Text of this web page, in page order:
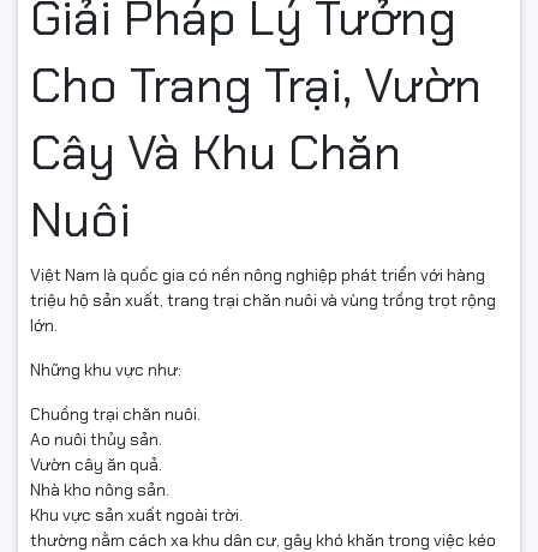
Giải Pháp Lý Tưởng
Cho Trang Trại, Vườn
Cây Và Khu Chăn
Nuôi
Việt Nam là quốc gia có nền nông nghiệp phát triển với hàng
triệu hộ sản xuất, trang trại chăn nuôi và vùng trồng trọt rộng
lớn.
Những khu vực như:
Chuồng trại chăn nuôi.
Ao nuôi thủy sản.
Vườn cây ăn quả.
Nhà kho nông sản.
Khu vực sản xuất ngoài trời.
thường nằm cách xa khu dân cư, gây khó khăn trong việc kéo